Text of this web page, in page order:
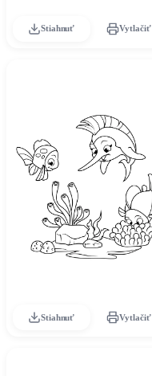
Stiahnuť Vytlačiť
Stiahnuť Vytlačiť